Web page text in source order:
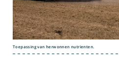
Toepassing van herwonnen nutrienten.